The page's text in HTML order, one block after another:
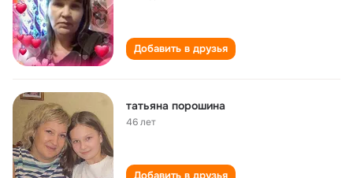
Добавить в друзья
татьяна порошина
46 лет
Добавить в друзья